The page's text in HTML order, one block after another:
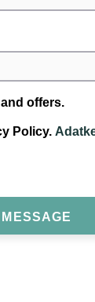
offers.
Policy.